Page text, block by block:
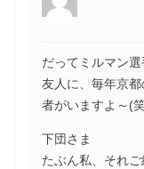
だってミルマン
友人に、毎年京
者がいますよ～(
下団さま
たぶん私、それ